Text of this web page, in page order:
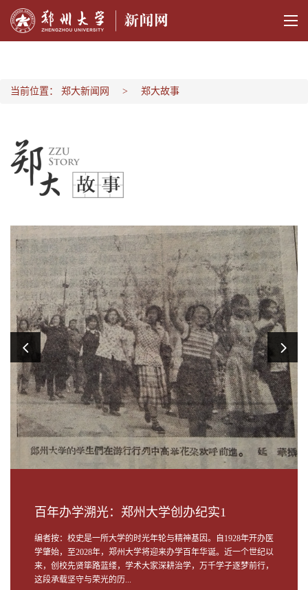
当前位置： 郑大新闻网 郑大故事
百年办学溯光：郑州大学创办纪实1
编者按：校史是一所大学的时光年轮与精神基因。自1928年开办医
学肇始，至2028年，郑州大学将迎来办学百年华诞。近一个世纪以
来，创校先贤筚路蓝缕，学术大家深耕治学，万千学子逐梦前行，
这段承载坚守与荣光的历...